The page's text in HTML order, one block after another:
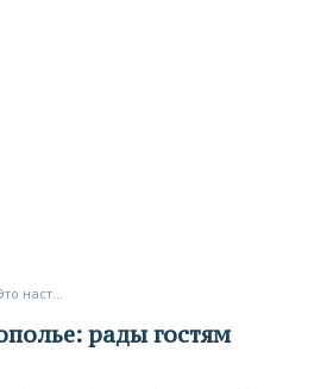
Кавказ»